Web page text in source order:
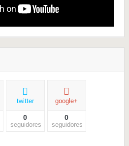
twitter
0
seguidores
google+
0
seguidores